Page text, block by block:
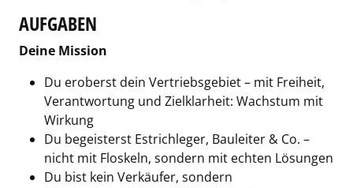
AUFGABEN
Deine Mission
Du eroberst dein Vertriebsgebiet – mit Freiheit,
Verantwortung und Zielklarheit: Wachstum mit
Wirkung
Du begeisterst Estrichleger, Bauleiter & Co. –
nicht mit Floskeln, sondern mit echten Lösungen
Du bist kein Verkäufer, sondern